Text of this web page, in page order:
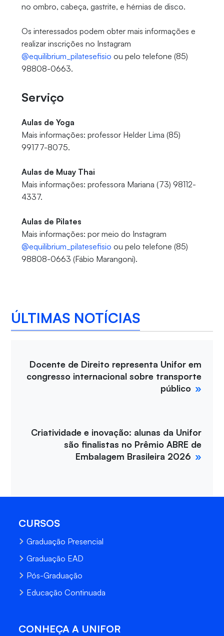
no ombro, cabeça, gastrite, e hérnias de disco.
Os interessados podem obter mais informações e
realizar inscrições no Instagram
@equilibrium_pilatesefisio ou pelo telefone (85)
98808-0663.
Serviço
Aulas de Yoga
Mais informações: professor Helder Lima (85)
99177-8075.
Aulas de Muay Thai
Mais informações: professora Mariana (73) 98112-
4337.
Aulas de Pilates
Mais informações: por meio do Instagram
@equilibrium_pilatesefisio ou pelo telefone (85)
98808-0663 (Fábio Marangoni).
ÚLTIMAS NOTÍCIAS
Docente de Direito representa Unifor em
congresso internacional sobre transporte
público
Criatividade e inovação: alunas da Unifor
são finalistas no Prêmio ABRE de
Embalagem Brasileira 2026
CURSOS
Graduação Presencial
Graduação EAD
Pós-Graduação
Educação Continuada
CONHEÇA A UNIFOR